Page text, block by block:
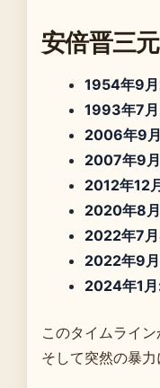
安倍晋三
1954年9
1993年7
2006年9
2007年9
2012年12
2020年8
2022年7
2022年9
2024年1
このタイムライ
そして突然の暴